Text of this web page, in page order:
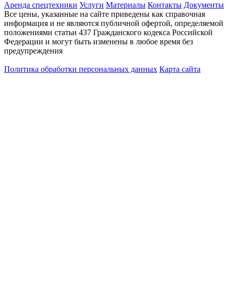
Аренда спецтехники Услуги Материалы Контакты Документы
Все цены, указанные на сайте приведены как справочная
информация и не являются публичной офертой, определяемой
положениями статьи 437 Гражданского кодекса Российской
Федерации и могут быть изменены в любое время без
предупреждения
Политика обработки персональных данных Карта сайта